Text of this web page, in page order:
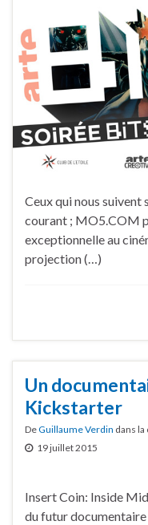
Ceux qui nous
courant ; MO5.COM
exceptionnelle au
projection (…)
Un
Kickstarter
DeGuillaume Verdin dans
19 juillet 2015
Insert Coin: Inside
du futur